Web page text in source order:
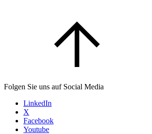
Folgen Sie uns auf Social Media
LinkedIn
X
Facebook
Youtube